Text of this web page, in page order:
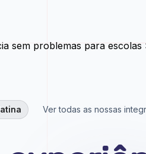
Ver todas as nossas